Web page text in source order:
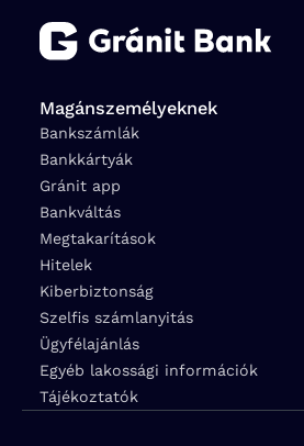
Magánszemélyeknek
Bankszámlák
Bankkártyák
Gránit app
Bankváltás
Megtakarítások
Hitelek
Kiberbiztonság
Szelfis számlanyitás
Ügyfélajánlás
Egyéb lakossági információk
Tájékoztatók